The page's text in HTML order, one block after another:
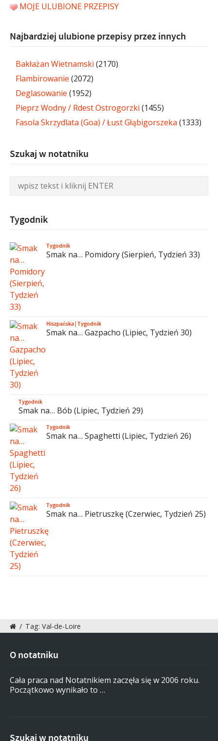
MOJE ULUBIONE PRZEPISY
Najbardziej ulubione przepisy przez innych
Bakłażan Wietnamski (2170)
Flambirowanie (2072)
Deglasowanie (1952)
Pieprz Wodny / Rdest Ostrogorzki (1455)
Fasola Skrzydlata (Goa) / Łust Głąbigorszeka (1333)
Szukaj w notatniku
Tygodnik
Tygodnik
Smak na… Pomidory (Sierpień, Tydzień 33)
Hiszpańska|Tygodnik
Smak na… Gazpacho (Lipiec, Tydzień 30)
Tygodnik
Smak na… Bób (Lipiec, Tydzień 29)
Tygodnik
Smak na… Spaghetti (Lipiec, Tydzień 26)
Tygodnik
Smak na… Pietruszkę (Czerwiec, Tydzień 25)
/ Tag: Val-de-Loire
O notatniku
Cała praca nad Notatnikiem zaczęła się w 2006 roku.
Początkowo wynikało to …
Szukaj w notatniku